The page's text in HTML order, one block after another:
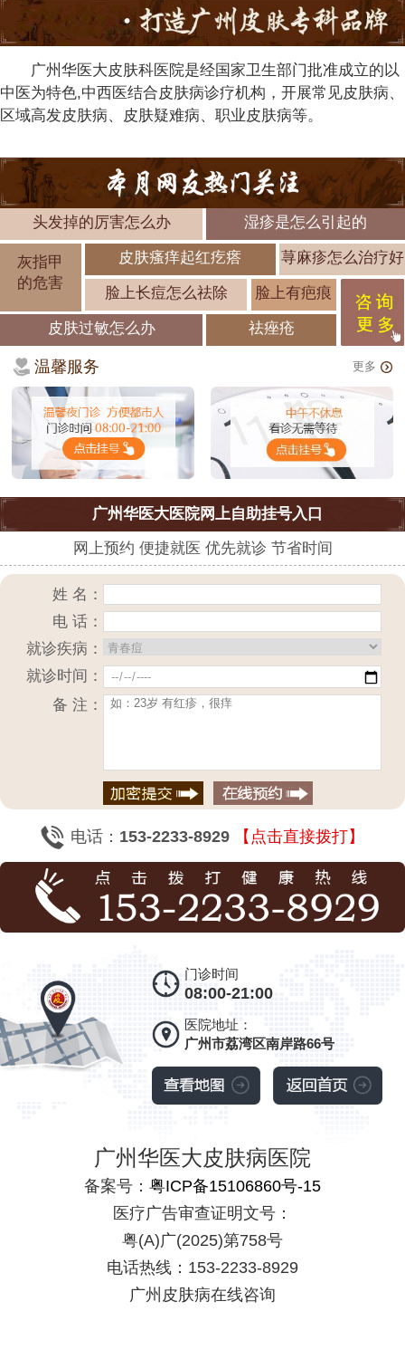
广州华医大皮肤科医院是经国家卫生部门批准成立的以
中医为特色,中西医结合皮肤病诊疗机构，开展常见皮肤病、
区域高发皮肤病、皮肤疑难病、职业皮肤病等。
头发掉的厉害怎么办 湿疹是怎么引起的
灰指甲
的危害
皮肤瘙痒起红疙瘩 荨麻疹怎么治疗好
脸上长痘怎么祛除 脸上有疤痕
皮肤过敏怎么办 祛痤疮
温馨服务 更多
广州华医大医院网上自助挂号入口
网上预约 便捷就医 优先就诊 节省时间
姓 名：
电 话：
就诊疾病：
就诊时间：
备 注：
电话： 153-2233-8929 【点击直接拨打】
门诊时间
08:00-21:00
医院地址：
广州市荔湾区南岸路66号
广州华医大皮肤病医院
备案号： 粤ICP备15106860号-15
医疗广告审查证明文号：
粤(A)广(2025)第758号
电话热线：153-2233-8929
广州皮肤病在线咨询